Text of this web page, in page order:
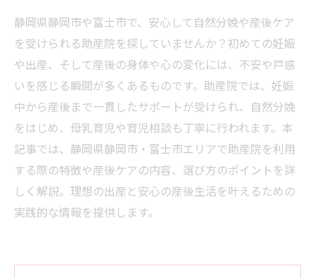
静岡県静岡市や富士市で、安心して自然分娩や産後ケア
を受けられる助産院を探していませんか？初めての妊娠
や出産、そして産後の身体や心の変化には、不安や戸惑
いを感じる瞬間が多くあるものです。助産院では、妊娠
中から産後まで一貫したサポートが受けられ、自然分娩
をはじめ、母乳育児や育児相談も丁寧に行われます。本
記事では、静岡県静岡市・富士市エリアで助産院を利用
する際の特徴や産後ケアの内容、選び方のポイントを詳
しく解説。理想の出産と安心の産後生活を叶えるための
実践的な情報を提供します。